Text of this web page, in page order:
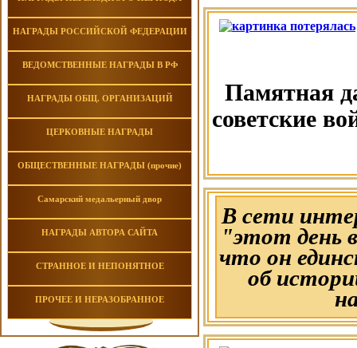
НАГРАДЫ РОССИЙСКОЙ ФЕДЕРАЦИИ
ВЕДОМСТВЕННЫЕ НАГРАДЫ В РФ
НАГРАДЫ ОБЩ. ОРГАНИЗАЦИЙ
ЦЕРКОВНЫЕ НАГРАДЫ
ОБЩЕСТВЕННЫЕ НАГРАДЫ (прочие)
Самарский медальерный двор
НАГРАДЫ АВТОРА САЙТА
СТРАННОЕ И НЕПОНЯТНОЕ
ПРОЧЕЕ И НЕРАЗОБРАННОЕ
Памятная
советские
В сети
"этот день
что он
об